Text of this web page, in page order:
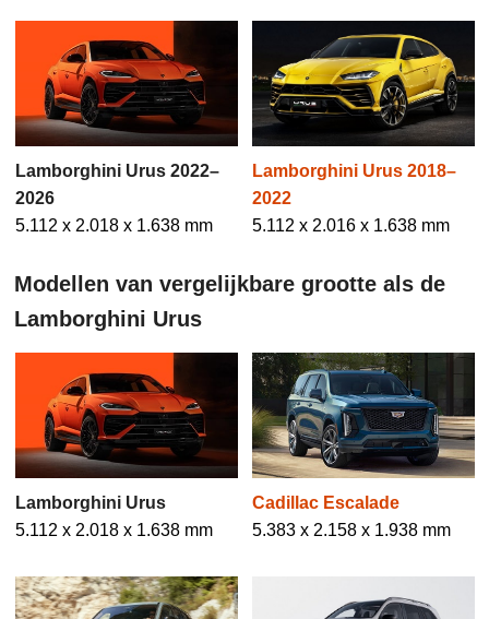
Lamborghini Urus 2022–
2026
5.112 x 2.018 x 1.638 mm
Lamborghini Urus 2018–
2022
5.112 x 2.016 x 1.638 mm
Modellen van vergelijkbare grootte als de
Lamborghini Urus
Lamborghini Urus
5.112 x 2.018 x 1.638 mm
Cadillac Escalade
5.383 x 2.158 x 1.938 mm